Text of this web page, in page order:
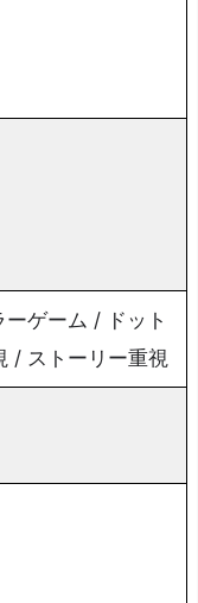
ゲーム / ドット
/ ストーリー重視